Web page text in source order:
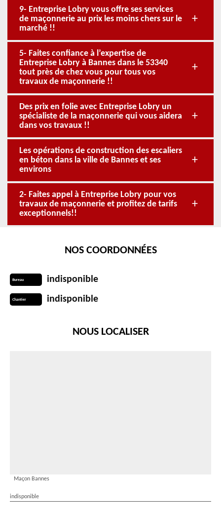
9- Entreprise Lobry vous offre ses services
de maçonnerie au prix les moins chers sur le
marché !!
5- Faites confiance à l’expertise de
Entreprise Lobry à Bannes dans le 53340
tout près de chez vous pour tous vos
travaux de maçonnerie !!
Des prix en folie avec Entreprise Lobry un
spécialiste de la maçonnerie qui vous aidera
dans vos travaux !!
Les opérations de construction des escaliers
en béton dans la ville de Bannes et ses
environs
2- Faites appel à Entreprise Lobry pour vos
travaux de maçonnerie et profitez de tarifs
exceptionnels!!
NOS COORDONNÉES
Bureau indisponible
Chantier indisponible
NOUS LOCALISER
Maçon Bannes
indisponible